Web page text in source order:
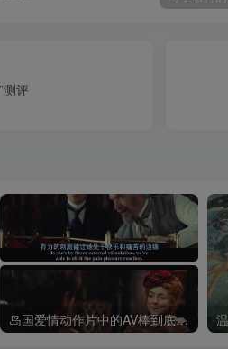
测评
岛国爱情动作片中的AV棒到底有多猛？成人用品震动棒的发展史！